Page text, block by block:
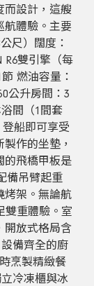
而設計，這艘
航體驗。主要
尺）闊度：
R6雙引擎（每
燃油容量：
公升房間：3
間（1間套
船即可享受
作的坐墊，
的飛橋甲板是
備吊臂起重
烤架。無論航
雙重體驗。室
開放式格局含
備齊全的廚
烹製精緻餐
冷凍櫃與冰